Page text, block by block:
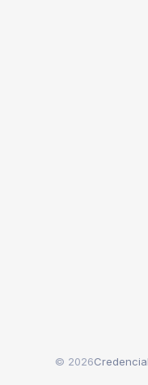
© 2026